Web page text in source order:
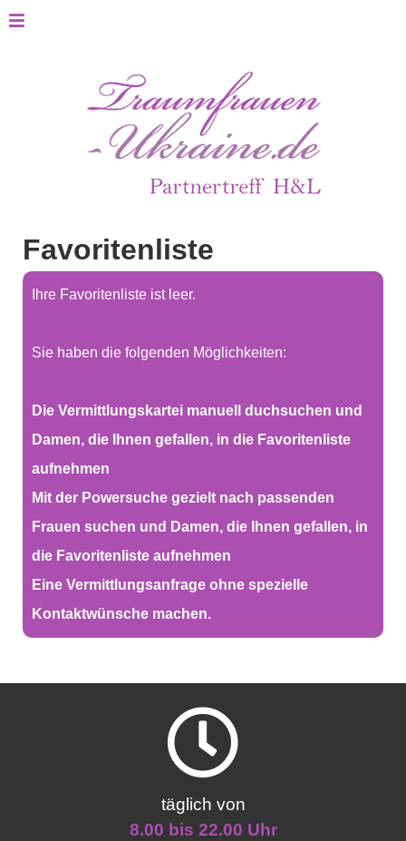
Favoritenliste
Ihre Favoritenliste ist leer.
Sie haben die folgenden Möglichkeiten:
Die Vermittlungskartei manuell duchsuchen und
Damen, die Ihnen gefallen, in die Favoritenliste
aufnehmen
Mit der Powersuche gezielt nach passenden
Frauen suchen und Damen, die Ihnen gefallen, in
die Favoritenliste aufnehmen
Eine Vermittlungsanfrage ohne spezielle
Kontaktwünsche machen.
täglich von
8.00 bis 22.00 Uhr